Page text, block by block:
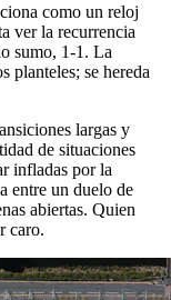
como un reloj
ver la recurrencia
sumo, 1-1. La
planteles; se hereda
largas y
de situaciones
infladas por la
entre un duelo de
abiertas. Quien
caro.